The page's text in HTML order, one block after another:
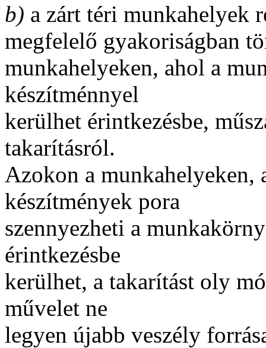
b) a zárt téri munkahelyek
megfelelő gyakoriságban
munkahelyeken, ahol a
készítménnyel
kerülhet érintkezésbe,
takarításról.
Azokon a munkahelyeken,
készítmények pora
szennyezheti a
érintkezésbe
kerülhet, a takarítást oly
művelet ne
legyen újabb veszély